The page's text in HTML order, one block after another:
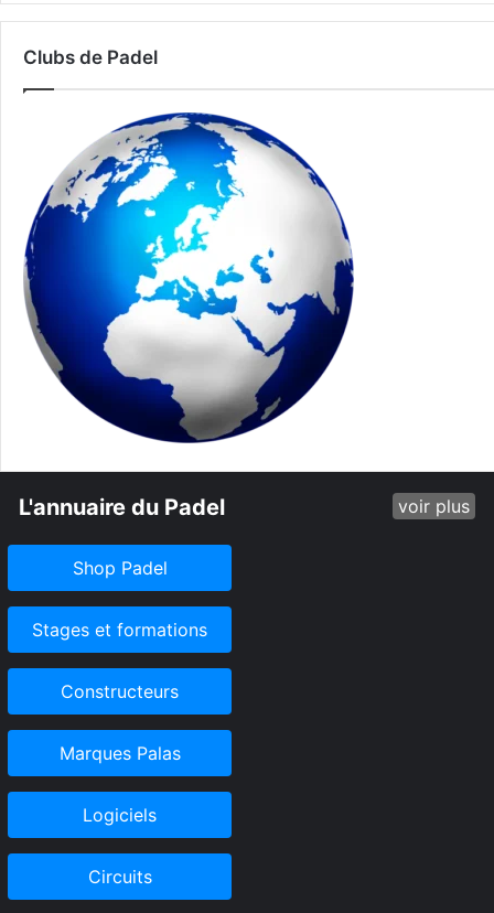
Clubs de Padel
L'annuaire du Padel voir plus
Shop Padel
Stages et formations
Constructeurs
Marques Palas
Logiciels
Circuits